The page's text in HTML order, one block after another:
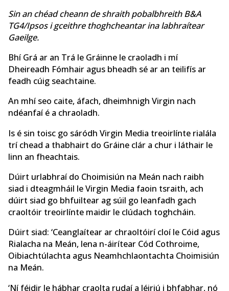
Sin an chéad cheann de shraith pobalbhreith B&A
TG4/Ipsos i gceithre thoghcheantar ina labhraítear
Gaeilge.
Bhí Grá ar an Trá le Gráinne le craoladh i mí
Dheireadh Fómhair agus bheadh sé ar an teilifís ar
feadh cúig seachtaine.
An mhí seo caite, áfach, dheimhnigh Virgin nach
ndéanfaí é a chraoladh.
Is é sin toisc go sáródh Virgin Media treoirlínte rialála
trí chead a thabhairt do Gráine clár a chur i láthair le
linn an fheachtais.
Dúirt urlabhraí do Choimisiún na Meán nach raibh
siad i dteagmháil le Virgin Media faoin tsraith, ach
dúirt siad go bhfuiltear ag súil go leanfadh gach
craoltóir treoirlínte maidir le clúdach toghcháin.
Dúirt siad: ‘Ceanglaítear ar chraoltóirí cloí le Cóid agus
Rialacha na Meán, lena n-áirítear Cód Cothroime,
Oibiachtúlachta agus Neamhchlaontachta Choimisiún
na Meán.
‘Ní féidir le hábhar craolta rudaí a léiriú i bhfabhar, nó